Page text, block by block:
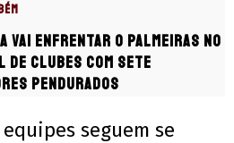
vai enfrentar o Palmeiras no
de Clubes com sete
pendurados
seguem se